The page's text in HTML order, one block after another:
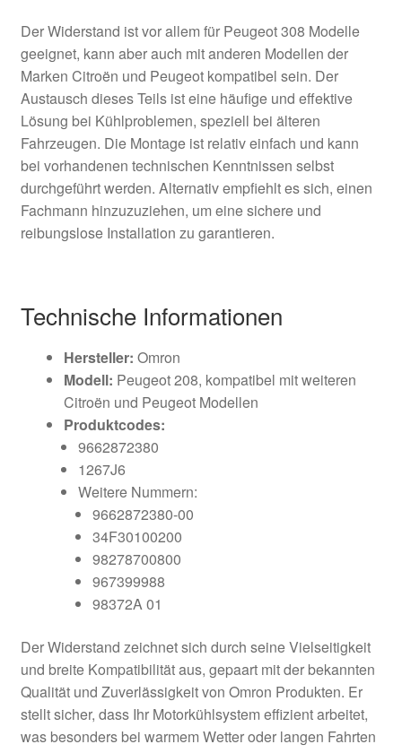
Der Widerstand ist vor allem für Peugeot 308 Modelle
geeignet, kann aber auch mit anderen Modellen der
Marken Citroën und Peugeot kompatibel sein. Der
Austausch dieses Teils ist eine häufige und effektive
Lösung bei Kühlproblemen, speziell bei älteren
Fahrzeugen. Die Montage ist relativ einfach und kann
bei vorhandenen technischen Kenntnissen selbst
durchgeführt werden. Alternativ empfiehlt es sich, einen
Fachmann hinzuzuziehen, um eine sichere und
reibungslose Installation zu garantieren.
Technische Informationen
Hersteller: Omron
Modell: Peugeot 208, kompatibel mit weiteren
Citroën und Peugeot Modellen
Produktcodes:
9662872380
1267J6
Weitere Nummern:
9662872380-00
34F30100200
98278700800
967399988
98372A 01
Der Widerstand zeichnet sich durch seine Vielseitigkeit
und breite Kompatibilität aus, gepaart mit der bekannten
Qualität und Zuverlässigkeit von Omron Produkten. Er
stellt sicher, dass Ihr Motorkühlsystem effizient arbeitet,
was besonders bei warmem Wetter oder langen Fahrten